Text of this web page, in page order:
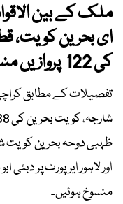
ملک کے بین
ای بحرین کویت،
کی 122 پروازیں منسوخ ہوئیں۔
تفصیلات کے مطابق
منسوخ ہوئیں۔